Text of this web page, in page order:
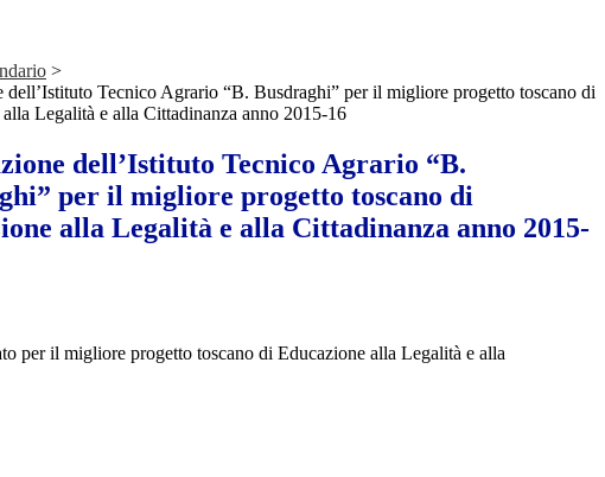
>
dell’Istituto Tecnico Agrario “B. Busdraghi” per il migliore progetto toscano di
Legalità e alla Cittadinanza anno 2015-16
dell’Istituto Tecnico Agrario “B.
per il migliore progetto toscano di
alla Legalità e alla Cittadinanza anno 2015-
per il migliore progetto toscano di Educazione alla Legalità e alla